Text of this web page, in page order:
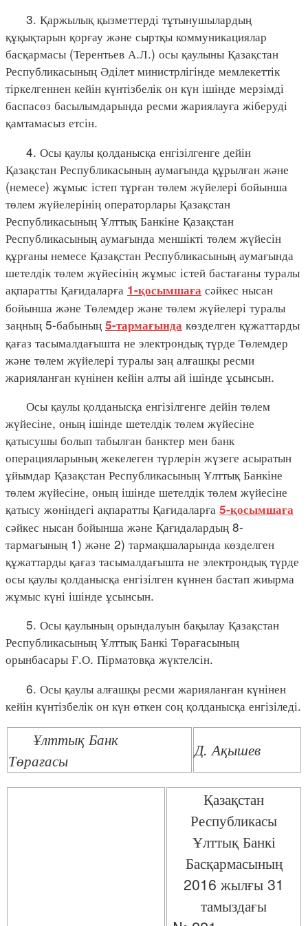
3. Қаржылық қызметтерді тұтынушылардың
құқықтарын қорғау және сыртқы коммуникациялар
басқармасы (Терентьев А.Л.) осы қаулыны Қазақстан
Республикасының Әділет министрлігінде мемлекеттік
тіркелгеннен кейін күнтізбелік он күн ішінде мерзімді
баспасөз басылымдарында ресми жариялауға жіберуді
қамтамасыз етсін.
4. Осы қаулы қолданысқа енгізілгенге дейін
Қазақстан Республикасының аумағында құрылған және
(немесе) жұмыс істеп тұрған төлем жүйелері бойынша
төлем жүйелерінің операторлары Қазақстан
Республикасының Ұлттық Банкіне Қазақстан
Республикасының аумағында меншікті төлем жүйесін
құрғаны немесе Қазақстан Республикасының аумағында
шетелдік төлем жүйесінің жұмыс істей бастағаны туралы
ақпаратты Қағидаларға 1-қосымшаға сәйкес нысан
бойынша және Төлемдер және төлем жүйелері туралы
заңның 5-бабының 5-тармағында көзделген құжаттарды
қағаз тасымалдағышта не электрондық түрде Төлемдер
және төлем жүйелері туралы заң алғашқы ресми
жарияланған күнінен кейін алты ай ішінде ұсынсын.
Осы қаулы қолданысқа енгізілгенге дейін төлем
жүйесіне, оның ішінде шетелдік төлем жүйесіне
қатысушы болып табылған банктер мен банк
операцияларының жекелеген түрлерін жүзеге асыратын
ұйымдар Қазақстан Республикасының Ұлттық Банкіне
төлем жүйесіне, оның ішінде шетелдік төлем жүйесіне
қатысу жөніндегі ақпаратты Қағидаларға 5-қосымшаға
сәйкес нысан бойынша және Қағидалардың 8-
тармағының 1) және 2) тармақшаларында көзделген
құжаттарды қағаз тасымалдағышта не электрондық түрде
осы қаулы қолданысқа енгізілген күннен бастап жиырма
жұмыс күні ішінде ұсынсын.
5. Осы қаулының орындалуын бақылау Қазақстан
Республикасының Ұлттық Банкі Төрағасының
орынбасары Ғ.О. Пірматовқа жүктелсін.
6. Осы қаулы алғашқы ресми жарияланған күнінен
кейін күнтізбелік он күн өткен соң қолданысқа енгізіледі.
Ұлттық Банк
Төрағасы
Д. Ақышев
Қазақстан
Республикасы
Ұлттық Банкі
Басқармасының
2016 жылғы 31
тамыздағы